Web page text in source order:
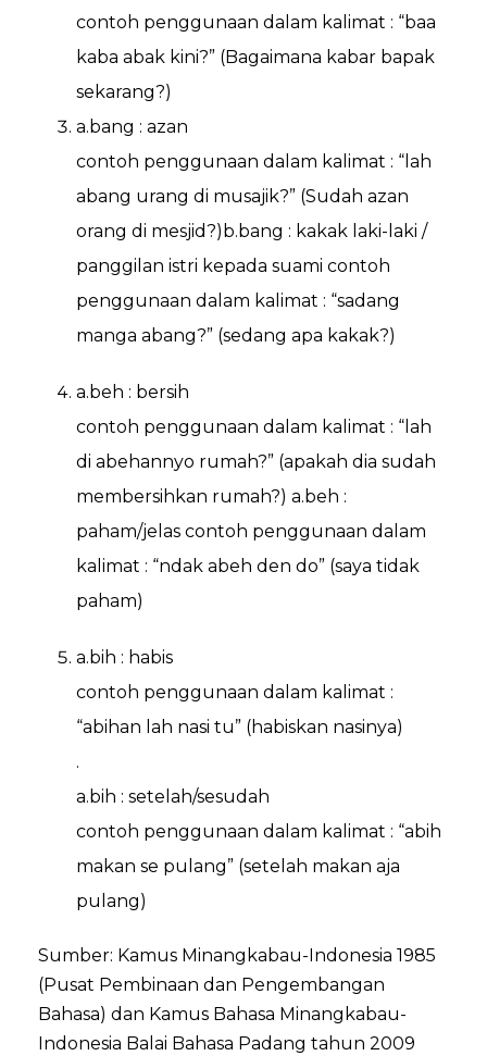
contoh penggunaan dalam kalimat : “baa
kaba abak kini?” (Bagaimana kabar bapak
sekarang?)
a.bang : azan
contoh penggunaan dalam kalimat : “lah
abang urang di musajik?” (Sudah azan
orang di mesjid?)b.bang : kakak laki-laki /
panggilan istri kepada suami contoh
penggunaan dalam kalimat : “sadang
manga abang?” (sedang apa kakak?)
a.beh : bersih
contoh penggunaan dalam kalimat : “lah
di abehannyo rumah?” (apakah dia sudah
membersihkan rumah?) a.beh :
paham/jelas contoh penggunaan dalam
kalimat : “ndak abeh den do” (saya tidak
paham)
a.bih : habis
contoh penggunaan dalam kalimat :
“abihan lah nasi tu” (habiskan nasinya)
.
a.bih : setelah/sesudah
contoh penggunaan dalam kalimat : “abih
makan se pulang” (setelah makan aja
pulang)
Sumber: Kamus Minangkabau-Indonesia 1985
(Pusat Pembinaan dan Pengembangan
Bahasa) dan Kamus Bahasa Minangkabau-
Indonesia Balai Bahasa Padang tahun 2009